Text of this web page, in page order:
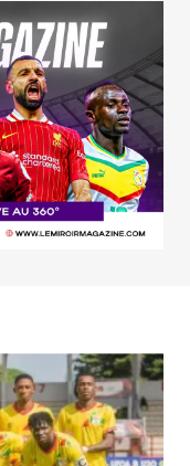
mail et mon
mon prochain